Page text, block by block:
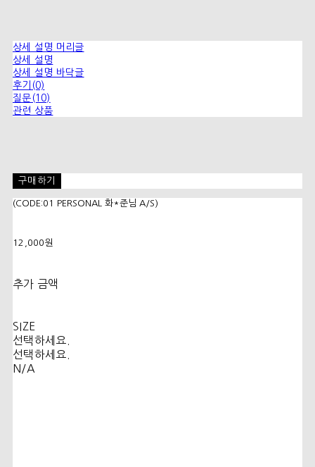
상세 설명 머리글
상세 설명
상세 설명 바닥글
후기(0)
질문(10)
관련 상품
구매하기
(CODE:01 PERSONAL 화*준님 A/S)
12,000원
추가 금액
SIZE
선택하세요.
선택하세요.
N/A